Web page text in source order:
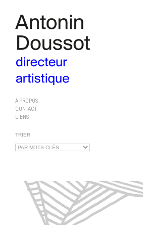
À PROPOS
CONTACT
LIENS
TRIER